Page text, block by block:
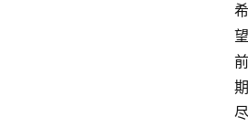
希
望
前
期
尽